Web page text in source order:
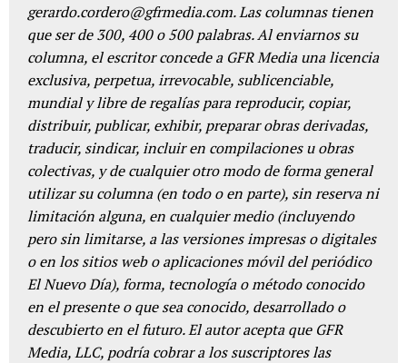
gerardo.cordero@gfrmedia.com. Las columnas tienen
que ser de 300, 400 o 500 palabras. Al enviarnos su
columna, el escritor concede a GFR Media una licencia
exclusiva, perpetua, irrevocable, sublicenciable,
mundial y libre de regalías para reproducir, copiar,
distribuir, publicar, exhibir, preparar obras derivadas,
traducir, sindicar, incluir en compilaciones u obras
colectivas, y de cualquier otro modo de forma general
utilizar su columna (en todo o en parte), sin reserva ni
limitación alguna, en cualquier medio (incluyendo
pero sin limitarse, a las versiones impresas o digitales
o en los sitios web o aplicaciones móvil del periódico
El Nuevo Día), forma, tecnología o método conocido
en el presente o que sea conocido, desarrollado o
descubierto en el futuro. El autor acepta que GFR
Media, LLC, podría cobrar a los suscriptores las